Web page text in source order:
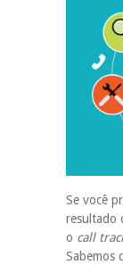
Se você
resultado
o call
Sabemos